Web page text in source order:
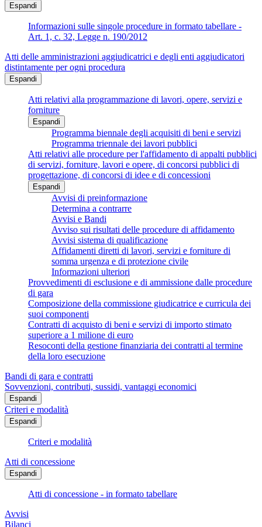
Espandi
Informazioni sulle singole procedure in formato tabellare -
Art. 1, c. 32, Legge n. 190/2012
Atti delle amministrazioni aggiudicatrici e degli enti aggiudicatori
distintamente per ogni procedura
Espandi
Atti relativi alla programmazione di lavori, opere, servizi e
forniture
Espandi
Programma biennale degli acquisiti di beni e servizi
Programma triennale dei lavori pubblici
Atti relativi alle procedure per l'affidamento di appalti pubblici
di servizi, forniture, lavori e opere, di concorsi pubblici di
progettazione, di concorsi di idee e di concessioni
Espandi
Avvisi di preinformazione
Determina a contrarre
Avvisi e Bandi
Avviso sui risultati delle procedure di affidamento
Avvisi sistema di qualificazione
Affidamenti diretti di lavori, servizi e forniture di
somma urgenza e di protezione civile
Informazioni ulteriori
Provvedimenti di esclusione e di ammissione dalle procedure
di gara
Composizione della commissione giudicatrice e curricula dei
suoi componenti
Contratti di acquisto di beni e servizi di importo stimato
superiore a 1 milione di euro
Resoconti della gestione finanziaria dei contratti al termine
della loro esecuzione
Bandi di gara e contratti
Sovvenzioni, contributi, sussidi, vantaggi economici
Espandi
Criteri e modalità
Espandi
Criteri e modalità
Atti di concessione
Espandi
Atti di concessione - in formato tabellare
Avvisi
Bilanci